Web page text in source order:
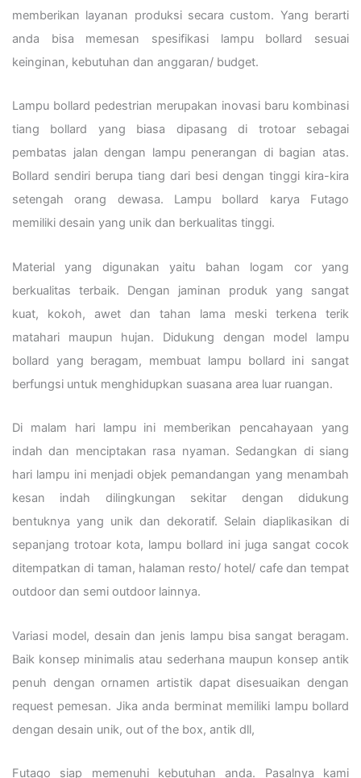
memberikan layanan produksi secara custom. Yang berarti
anda bisa memesan spesifikasi lampu bollard sesuai
keinginan, kebutuhan dan anggaran/ budget.
Lampu bollard pedestrian merupakan inovasi baru kombinasi
tiang bollard yang biasa dipasang di trotoar sebagai
pembatas jalan dengan lampu penerangan di bagian atas.
Bollard sendiri berupa tiang dari besi dengan tinggi kira-kira
setengah orang dewasa. Lampu bollard karya Futago
memiliki desain yang unik dan berkualitas tinggi.
Material yang digunakan yaitu bahan logam cor yang
berkualitas terbaik. Dengan jaminan produk yang sangat
kuat, kokoh, awet dan tahan lama meski terkena terik
matahari maupun hujan. Didukung dengan model lampu
bollard yang beragam, membuat lampu bollard ini sangat
berfungsi untuk menghidupkan suasana area luar ruangan.
Di malam hari lampu ini memberikan pencahayaan yang
indah dan menciptakan rasa nyaman. Sedangkan di siang
hari lampu ini menjadi objek pemandangan yang menambah
kesan indah dilingkungan sekitar dengan didukung
bentuknya yang unik dan dekoratif. Selain diaplikasikan di
sepanjang trotoar kota, lampu bollard ini juga sangat cocok
ditempatkan di taman, halaman resto/ hotel/ cafe dan tempat
outdoor dan semi outdoor lainnya.
Variasi model, desain dan jenis lampu bisa sangat beragam.
Baik konsep minimalis atau sederhana maupun konsep antik
penuh dengan ornamen artistik dapat disesuaikan dengan
request pemesan. Jika anda berminat memiliki lampu bollard
dengan desain unik, out of the box, antik dll,
Futago siap memenuhi kebutuhan anda. Pasalnya kami